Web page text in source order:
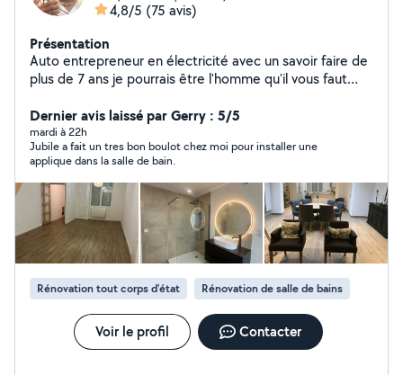
4,8/5 (75 avis)
Présentation
Auto entrepreneur en électricité avec un savoir faire de
plus de 7 ans je pourrais être l'homme qu'il vous faut
aux normes / vérification de l'installation existant /
dépannage ) j'ai aussi une grande expérience dans la
pose des cuisines équipées, Montages des meubles en
kit, bricolage et autres petit travaux Alors n'hésitez pas
à me contacter
Dernier avis laissé par Gerry : 5/5
mardi à 22h
Jubile a fait un tres bon boulot chez moi pour installer une
applique dans la salle de bain.
Rénovation tout corps d’état Rénovation de salle de bains
Voir le profil Contacter